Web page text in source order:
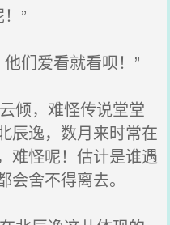
”
们爱看就看呗！”
倾，难怪传说堂堂
辰逸，数月来时常在
难怪呢！估计是谁遇
舍不得离去。